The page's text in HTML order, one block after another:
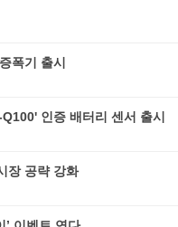
폭기 출시
인증 배터리 센서 출시
장 공략 강화